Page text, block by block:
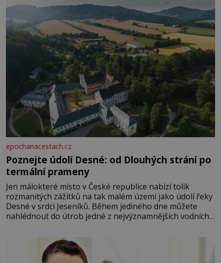
epochanacestach.cz
Poznejte údolí Desné: od Dlouhých strání po
termální prameny
Jen málokteré místo v České republice nabízí tolik
rozmanitých zážitků na tak malém území jako údolí řeky
Desné v srdci Jeseníků. Během jediného dne můžete
nahlédnout do útrob jedné z nejvýznamnějších vodních
se na koloběžce a den zakončit poznáváním památek ve
Velkých Losinách nebo v termálním